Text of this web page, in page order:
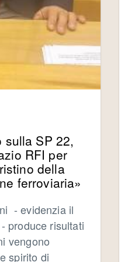
sulla SP 22,
RFI per
della
ferroviaria»
- evidenzia il
produce risultati
vengono
spirito di